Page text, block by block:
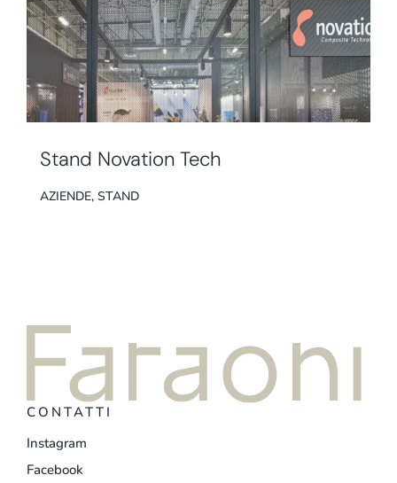
Stand Novation Tech
AZIENDE, STAND
CONTATTI
Instagram
Facebook